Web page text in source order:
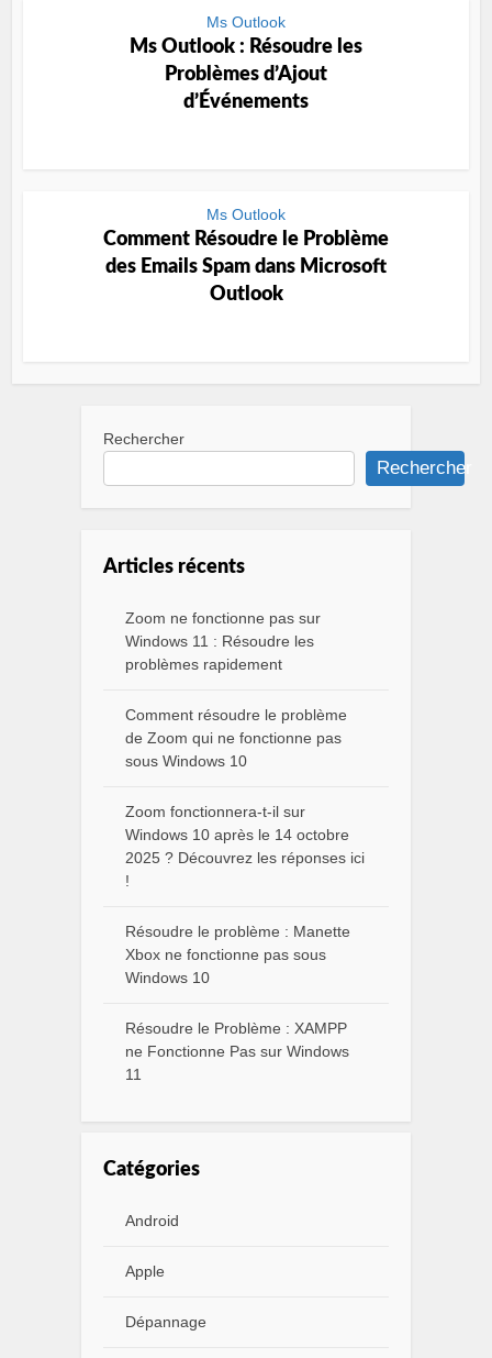
Ms Outlook
Ms Outlook : Résoudre les
Problèmes d’Ajout
d’Événements
Ms Outlook
Comment Résoudre le Problème
des Emails Spam dans Microsoft
Outlook
Rechercher
Rechercher
Articles récents
Zoom ne fonctionne pas sur
Windows 11 : Résoudre les
problèmes rapidement
Comment résoudre le problème
de Zoom qui ne fonctionne pas
sous Windows 10
Zoom fonctionnera-t-il sur
Windows 10 après le 14 octobre
2025 ? Découvrez les réponses ici
!
Résoudre le problème : Manette
Xbox ne fonctionne pas sous
Windows 10
Résoudre le Problème : XAMPP
ne Fonctionne Pas sur Windows
11
Catégories
Android
Apple
Dépannage